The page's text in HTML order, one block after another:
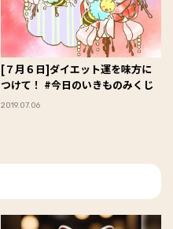
[７月６日]ダイエット運を味方に
つけて！ #今日のいきものみくじ
2019.07.06